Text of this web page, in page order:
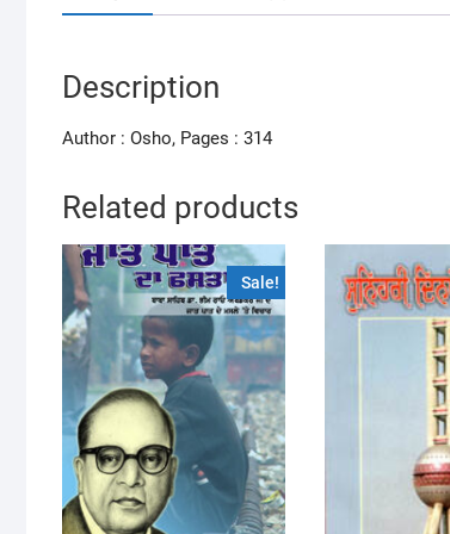
Description
Author : Osho, Pages : 314
Related products
Sale!